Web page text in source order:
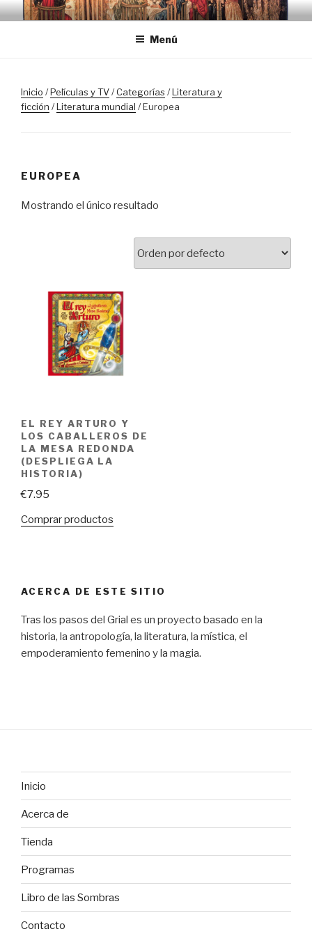
Saltar
al
Menú
Inicio /Películas y TV/Categorías /Literatura y
ficción /Literatura mundial / Europea
EUROPEA
Mostrando el único resultado
EL REY ARTURO Y
LOS CABALLEROS DE
LA MESA REDONDA
(DESPLIEGA LA
HISTORIA)
€7.95
Comprar productos
ACERCA DE ESTE SITIO
Tras los pasos del Grial es un proyecto basado en la
historia, la antropología, la literatura, la mística, el
empoderamiento femenino y la magia.
Inicio
Acerca de
Tienda
Programas
Libro de las Sombras
Contacto